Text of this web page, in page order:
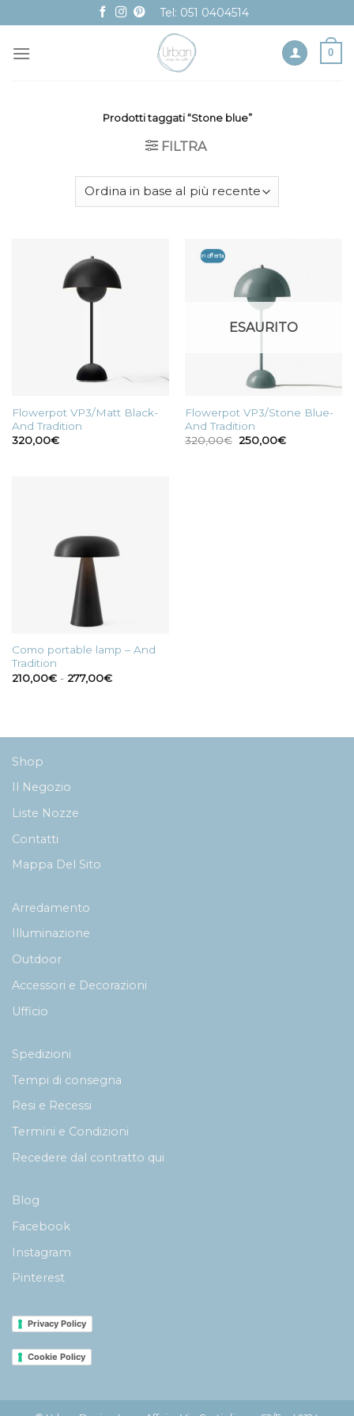
to
content
Tel: 051 0404514
0
Prodotti taggati “Stone blue”
FILTRA
Flowerpot VP3/Matt Black-
And Tradition
320,00€
In offerta
ESAURITO
Flowerpot VP3/Stone Blue-
And Tradition
320,00€ Il
prezzo
250,00€Il
Como portable lamp – And
Tradition
210,00€ - 277,00€Fascia
277,00€
Shop
Il Negozio
Liste Nozze
Contatti
Mappa Del Sito
Arredamento
Illuminazione
Outdoor
Accessori e Decorazioni
Ufficio
Spedizioni
Tempi di consegna
Resi e Recessi
Termini e Condizioni
Recedere dal contratto qui
Blog
Facebook
Instagram
Pinterest
Privacy Policy
Cookie Policy